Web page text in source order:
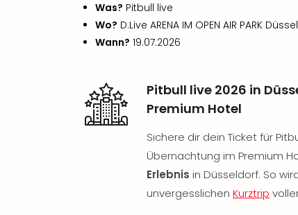
Was? Pitbull live
Wo? D.Live ARENA IM OPEN AIR PARK
Wann? 19.07.2026
Pitbull live 2026 in
Premium Hotel
Sichere dir dein Ticket für
Übernachtung im Premium
Erlebnis in Düsseldorf. So
unvergesslichen Kurztrip